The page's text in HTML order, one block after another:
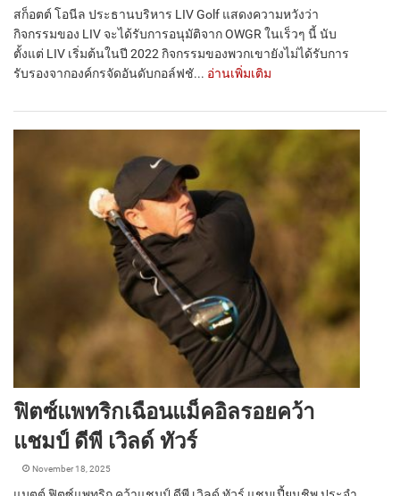
สก็อตต์ โอนีล ประธานบริหาร LIV Golf แสดงความหวังว่า
กิจกรรมของ LIV จะได้รับการอนุมัติจาก OWGR ในเร็วๆ นี้ นับ
ตั้งแต่ LIV เริ่มต้นในปี 2022 กิจกรรมของพวกเขายังไม่ได้รับการ
รับรองจากองค์กรจัดอันดับกอล์ฟชั... อ่านเพิ่มเติม
ฟิตซ์แพทริกเฉือนแม็คอิลรอยคว้า
แชมป์ ดีพี เวิลด์ ทัวร์
November 18, 2025